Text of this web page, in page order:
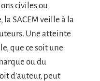
civiles ou
la SACEM veille à la
Une atteinte
que ce soit une
ou du
d’auteur, peut